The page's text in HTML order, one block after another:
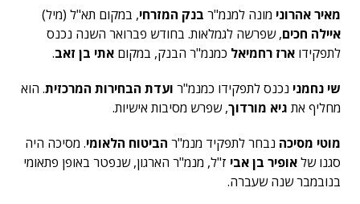
מאיר אהרוני מונה למנמ"ר בנק המזרחי, במקום תא"ל (מיל)
איילה חכים, שפרשה לגמלאות. בחודש פברואר השנה נכנס
לתפקידו ארז רחמיאל כמנמ"ר הבנק, במקום אתי בן זאב.
שי נחמני נכנס לתפקידו כמנמ"ר ועדת הבחירות המרכזית. הוא
מחליף את גיא מורדוך, שפרש מסיבות אישיות.
מוטי מסיכה נבחר לתפקיד מנמ"ר הביטוח הלאומי. מסיכה היה
סגנו שלאופיר בן אבי ז"ל, מנמ"ר הארגון, שנפטר באופן פתאומי
בנובמבר שנה שעברה.